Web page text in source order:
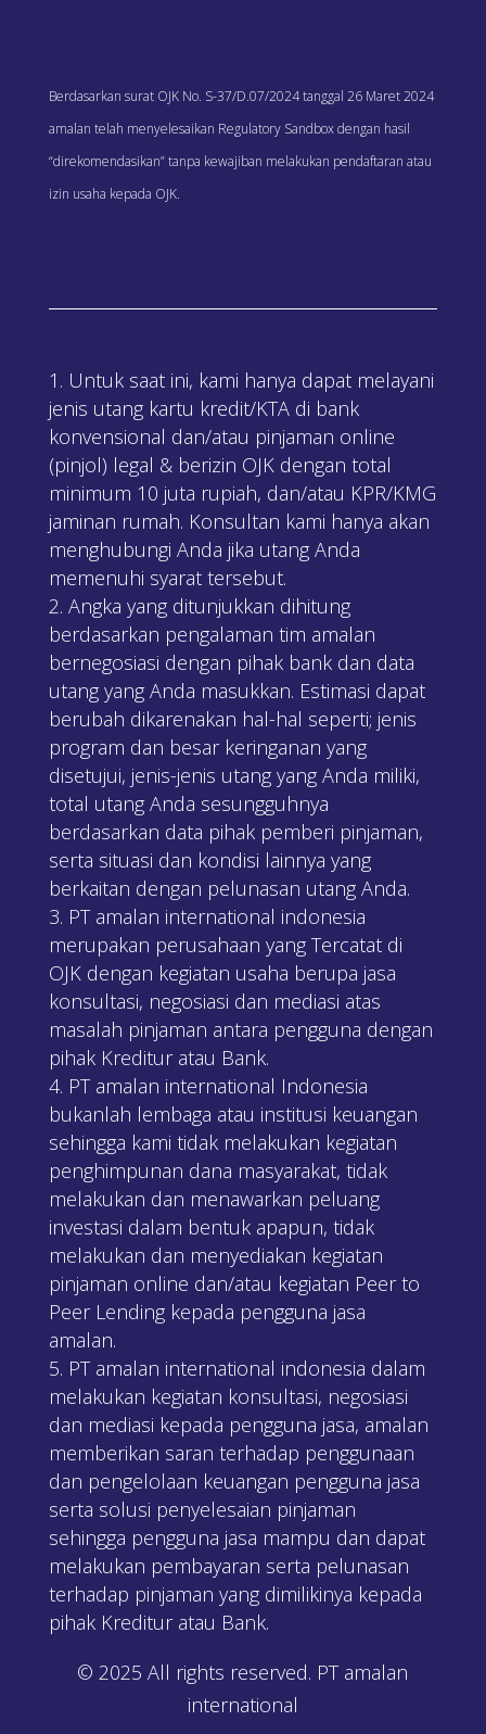
Berdasarkan surat OJK No. S-37/D.07/2024 tanggal 26 Maret 2024
amalan telah menyelesaikan Regulatory Sandbox dengan hasil
“direkomendasikan” tanpa kewajiban melakukan pendaftaran atau
izin usaha kepada OJK.
Untuk saat ini, kami hanya dapat melayani
jenis utang kartu kredit/KTA di bank
konvensional dan/atau pinjaman online
(pinjol) legal & berizin OJK dengan total
minimum 10 juta rupiah, dan/atau KPR/KMG
jaminan rumah. Konsultan kami hanya akan
menghubungi Anda jika utang Anda
memenuhi syarat tersebut.
Angka yang ditunjukkan dihitung
berdasarkan pengalaman tim amalan
bernegosiasi dengan pihak bank dan data
utang yang Anda masukkan. Estimasi dapat
berubah dikarenakan hal-hal seperti; jenis
program dan besar keringanan yang
disetujui, jenis-jenis utang yang Anda miliki,
total utang Anda sesungguhnya
berdasarkan data pihak pemberi pinjaman,
serta situasi dan kondisi lainnya yang
berkaitan dengan pelunasan utang Anda.
PT amalan international indonesia
merupakan perusahaan yang Tercatat di
OJK dengan kegiatan usaha berupa jasa
konsultasi, negosiasi dan mediasi atas
masalah pinjaman antara pengguna dengan
pihak Kreditur atau Bank.
PT amalan international Indonesia
bukanlah lembaga atau institusi keuangan
sehingga kami tidak melakukan kegiatan
penghimpunan dana masyarakat, tidak
melakukan dan menawarkan peluang
investasi dalam bentuk apapun, tidak
melakukan dan menyediakan kegiatan
pinjaman online dan/atau kegiatan Peer to
Peer Lending kepada pengguna jasa
amalan.
PT amalan international indonesia dalam
melakukan kegiatan konsultasi, negosiasi
dan mediasi kepada pengguna jasa, amalan
memberikan saran terhadap penggunaan
dan pengelolaan keuangan pengguna jasa
serta solusi penyelesaian pinjaman
sehingga pengguna jasa mampu dan dapat
melakukan pembayaran serta pelunasan
terhadap pinjaman yang dimilikinya kepada
pihak Kreditur atau Bank.
© 2025 All rights reserved. PT amalan
international